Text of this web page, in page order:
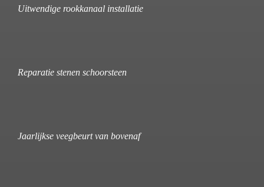
Uitwendige rookkanaal installatie
Reparatie stenen schoorsteen
Jaarlijkse veegbeurt van bovenaf